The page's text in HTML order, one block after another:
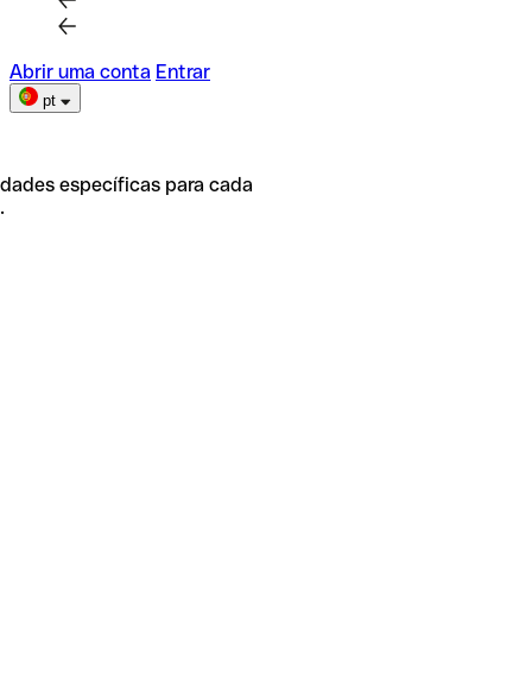
Abrir uma conta Entrar
pt
específicas para cada